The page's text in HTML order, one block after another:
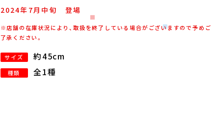
2024年 7月 中旬 登場
※店舗の在庫状況により、取扱を終了している場合がございますので予めご
了承ください。
サイズ 約45cm
種類 全1種